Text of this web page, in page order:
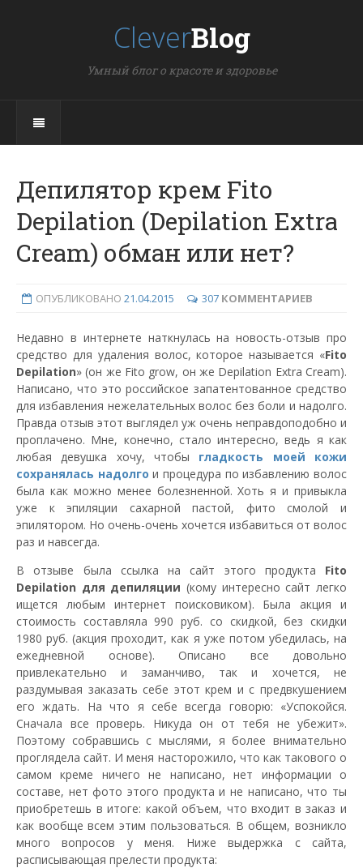
CleverBlog
Умный блог о красоте и здоровье
Депилятор крем Fito
Depilation (Depilation Extra
Cream) обман или нет?
ОПУБЛИКОВАНО 21.04.2015 307 КОММЕНТАРИЕВ
Недавно в интернете наткнулась на новость-отзыв про
средство для удаления волос, которое называется «Fito
Depilation» (он же Fito grow, он же Depilation Extra Cream).
Написано, что это российское запатентованное средство
для избавления нежелательных волос без боли и надолго.
Правда отзыв этот выглядел уж очень неправдоподобно и
проплачено. Мне, конечно, стало интересно, ведь я как
любая девушка хочу, чтобы гладкость моей кожи
сохранялась надолго и процедура по избавлению волос
была как можно менее болезненной. Хоть я и привыкла
уже к эпиляции сахарной пастой, фито смолой и
эпилятором. Но очень-очень хочется избавиться от волос
раз и навсегда.
В отзыве была ссылка на сайт этого продукта Fito
Depilation для депиляции (кому интересно сайт легко
ищется любым интернет поисковиком). Была акция и
стоимость составляла 990 руб. со скидкой, без скидки
1980 руб. (акция проходит, как я уже потом убедилась, на
ежедневной основе). Описано все довольно
привлекательно и заманчиво, так и хочется, не
раздумывая заказать себе этот крем и с предвкушением
его ждать. На что я себе всегда говорю: «Успокойся.
Сначала все проверь. Никуда он от тебя не убежит».
Поэтому собравшись с мыслями, я более внимательно
проглядела сайт. И меня насторожило, что как такового о
самом креме ничего не написано, нет информации о
составе, нет фото этого продукта и не написано, что ты
приобретешь в итоге: какой объем, что входит в заказ и
как вообще всем этим пользоваться. В общем, возникло
много вопросов у меня. Ниже выдержка с сайта,
расписывающая прелести продукта: